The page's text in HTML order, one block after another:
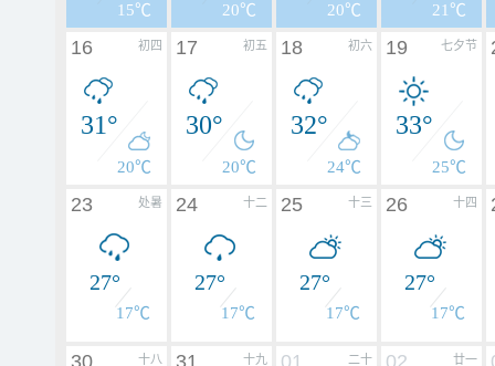
15℃ 20℃ 20℃ 21℃
初四
16
31°
20℃
初五
17
30°
20℃
初六
18
32°
24℃
七夕节
19
33°
25℃
处暑
23
27°
17℃
十二
24
27°
17℃
十三
25
27°
17℃
十四
26
27°
17℃
十八
30 十九
31 二十
01 廿一
02